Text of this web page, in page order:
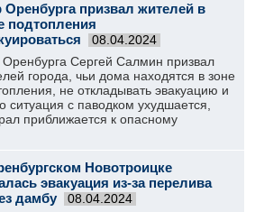
Оренбурга призвал жителей в
подтопления
08.04.2024
Сергей Салмин призвал
города, чьи дома находятся в зоне
не откладывать эвакуацию и
ситуация с паводком ухудшается,
приближается к опасному
Новотроицке
эвакуация из-за перелива
дамбу
08.04.2024